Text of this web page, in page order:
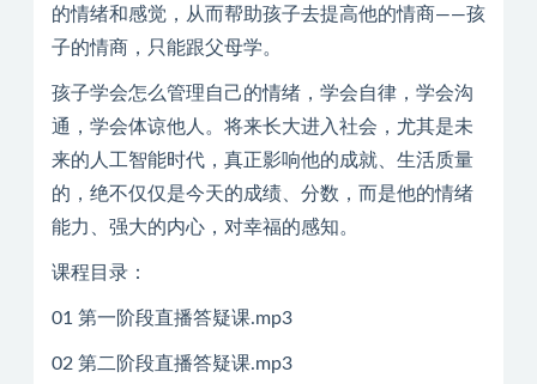
的情绪和感觉，从而帮助孩子去提高他的情商——孩
子的情商，只能跟父母学。
孩子学会怎么管理自己的情绪，学会自律，学会沟
通，学会体谅他人。将来长大进入社会，尤其是未
来的人工智能时代，真正影响他的成就、生活质量
的，绝不仅仅是今天的成绩、分数，而是他的情绪
能力、强大的内心，对幸福的感知。
课程目录：
01 第一阶段直播答疑课.mp3
02 第二阶段直播答疑课.mp3